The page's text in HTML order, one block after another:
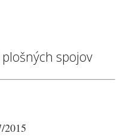
spojov
2015